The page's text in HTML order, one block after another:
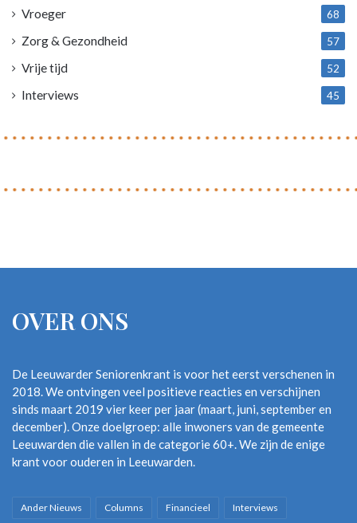
Vroeger 68
Zorg & Gezondheid 57
Vrije tijd 52
Interviews 45
OVER ONS
De Leeuwarder Seniorenkrant is voor het eerst verschenen in
2018. We ontvingen veel positieve reacties en verschijnen
sinds maart 2019 vier keer per jaar (maart, juni, september en
december). Onze doelgroep: alle inwoners van de gemeente
Leeuwarden die vallen in de categorie 60+. We zijn de enige
krant voor ouderen in Leeuwarden.
Ander Nieuws Columns Financieel Interviews